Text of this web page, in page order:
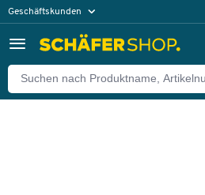
Geschäftskunden
Zurück